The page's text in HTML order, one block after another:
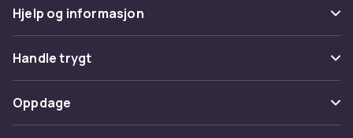
buret, men unngå å plassere dem over
matskåler og vannbeholdere.
Matskåler og vannbeholdere
Kvalitetsmatskåler og vannbeholdere er
Hjelp og informasjon
Vanlige spørsmål
Spor pakke
Angre & returner her
Handle trygt
Betaling
Levering
Oppdage